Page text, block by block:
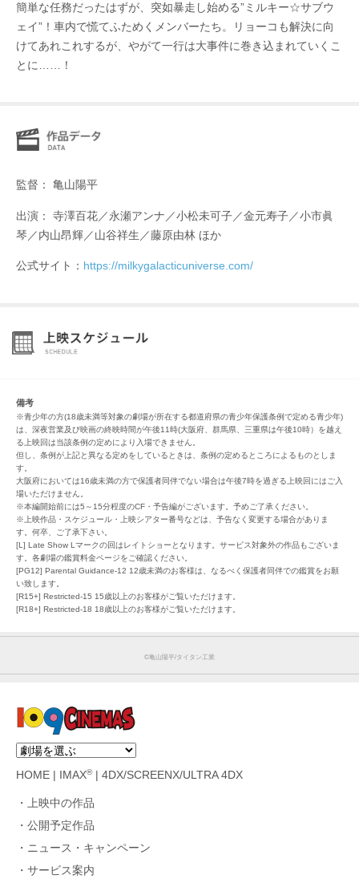
簡単な任務だったはずが、突如暴走し始める”ミルキー☆サブウ
ェイ”！車内で慌てふためくメンバーたち。リョーコも解決に向
けてあれこれするが、やがて一行は大事件に巻き込まれていくこ
とに……！
監督： 亀山陽平
出演： 寺澤百花／永瀬アンナ／小松未可子／金元寿子／小市眞
琴／内山昂輝／山谷祥生／藤原由林 ほか
公式サイト： https://milkygalacticuniverse.com/
備考
※青少年の方(18歳未満等対象の劇場が所在する都道府県の青少年保護条例で定める青少年)
は、深夜営業及び映画の終映時間が午後11時(大阪府、群馬県、三重県は午後10時）を越え
る上映回は当該条例の定めにより入場できません。
但し、条例が上記と異なる定めをしているときは、条例の定めるところによるものとしま
す。
大阪府においては16歳未満の方で保護者同伴でない場合は午後7時を過ぎる上映回にはご入
場いただけません。
※本編開始前には5～15分程度のCF・予告編がございます。予めご了承ください。
※上映作品・スケジュール・上映シアター番号などは、予告なく変更する場合がありま
す。何卒、ご了承下さい。
[L] Late Show Lマークの回はレイトショーとなります。サービス対象外の作品もございま
す。各劇場の鑑賞料金ページをご確認ください。
[PG12] Parental Guidance-12 12歳未満のお客様は、なるべく保護者同伴での鑑賞をお願
い致します。
[R15+] Restricted-15 15歳以上のお客様がご覧いただけます。
[R18+] Restricted-18 18歳以上のお客様がご覧いただけます。
©︎亀山陽平/タイタン工業
HOME IMAX®| 4DX/SCREENX/ULTRA 4DX
上映中の作品
公開予定作品
ニュース・キャンペーン
サービス案内